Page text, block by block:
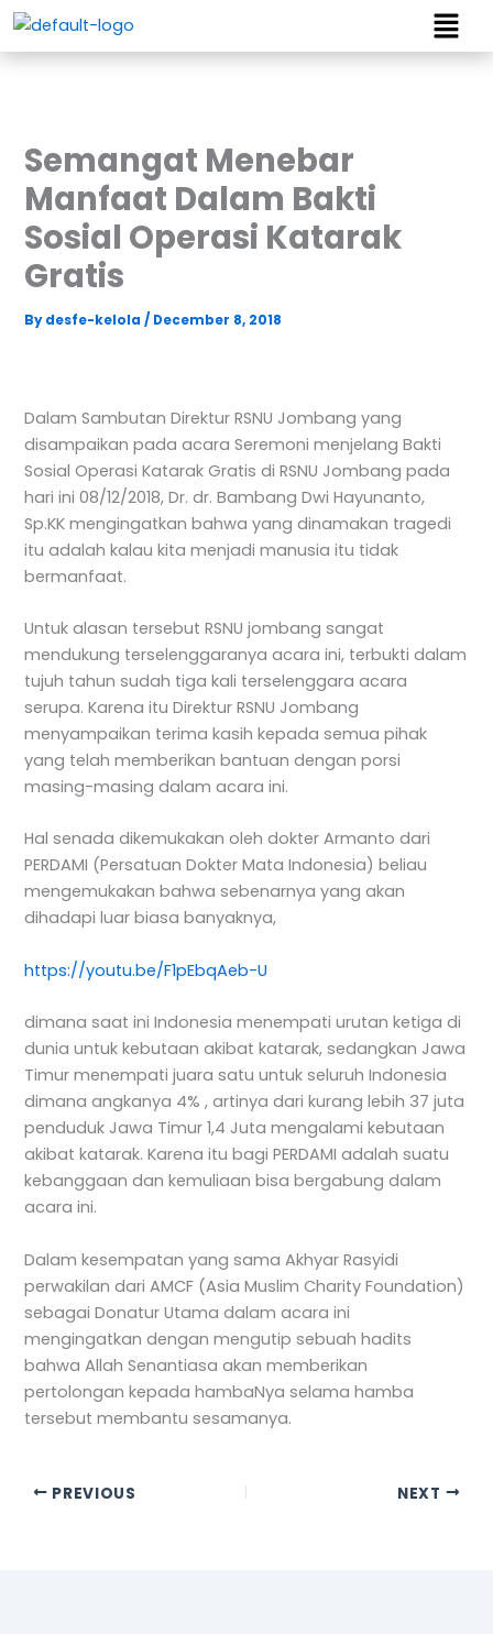
Skip
Menu
Semangat Menebar
Manfaat Dalam Bakti
Sosial Operasi Katarak
Gratis
Bydesfe-kelola/ December 8, 2018
Dalam Sambutan Direktur RSNU Jombang yang
disampaikan pada acara Seremoni menjelang Bakti
Sosial Operasi Katarak Gratis di RSNU Jombang pada
hari ini 08/12/2018, Dr. dr. Bambang Dwi Hayunanto,
Sp.KK mengingatkan bahwa yang dinamakan tragedi
itu adalah kalau kita menjadi manusia itu tidak
bermanfaat.
Untuk alasan tersebut RSNU jombang sangat
mendukung terselenggaranya acara ini, terbukti dalam
tujuh tahun sudah tiga kali terselenggara acara
serupa. Karena itu Direktur RSNU Jombang
menyampaikan terima kasih kepada semua pihak
yang telah memberikan bantuan dengan porsi
masing-masing dalam acara ini.
Hal senada dikemukakan oleh dokter Armanto dari
PERDAMI (Persatuan Dokter Mata Indonesia) beliau
mengemukakan bahwa sebenarnya yang akan
dihadapi luar biasa banyaknya,
https://youtu.be/F1pEbqAeb-U
dimana saat ini Indonesia menempati urutan ketiga di
dunia untuk kebutaan akibat katarak, sedangkan Jawa
Timur menempati juara satu untuk seluruh Indonesia
dimana angkanya 4% , artinya dari kurang lebih 37 juta
penduduk Jawa Timur 1,4 Juta mengalami kebutaan
akibat katarak. Karena itu bagi PERDAMI adalah suatu
kebanggaan dan kemuliaan bisa bergabung dalam
acara ini.
Dalam kesempatan yang sama Akhyar Rasyidi
perwakilan dari AMCF (Asia Muslim Charity Foundation)
sebagai Donatur Utama dalam acara ini
mengingatkan dengan mengutip sebuah hadits
bahwa Allah Senantiasa akan memberikan
pertolongan kepada hambaNya selama hamba
tersebut membantu sesamanya.
PREVIOUS NEXT